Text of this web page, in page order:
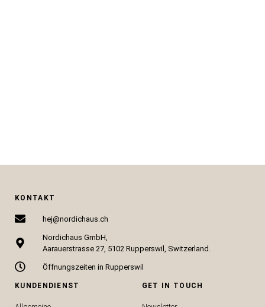
KONTAKT
hej@nordichaus.ch
Nordichaus GmbH,
Aarauerstrasse 27, 5102 Rupperswil, Switzerland.
Öffnungszeiten in Rupperswil
KUNDENDIENST GET IN TOUCH